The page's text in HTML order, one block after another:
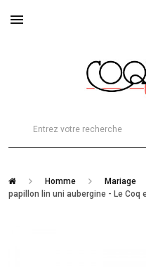
Homme Mariage
papillon lin uni aubergine - Le Coq